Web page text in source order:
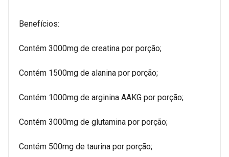
Benefícios:
Contém 3000mg de creatina por porção;
Contém 1500mg de alanina por porção;
Contém 1000mg de arginina AAKG por porção;
Contém 3000mg de glutamina por porção;
Contém 500mg de taurina por porção;